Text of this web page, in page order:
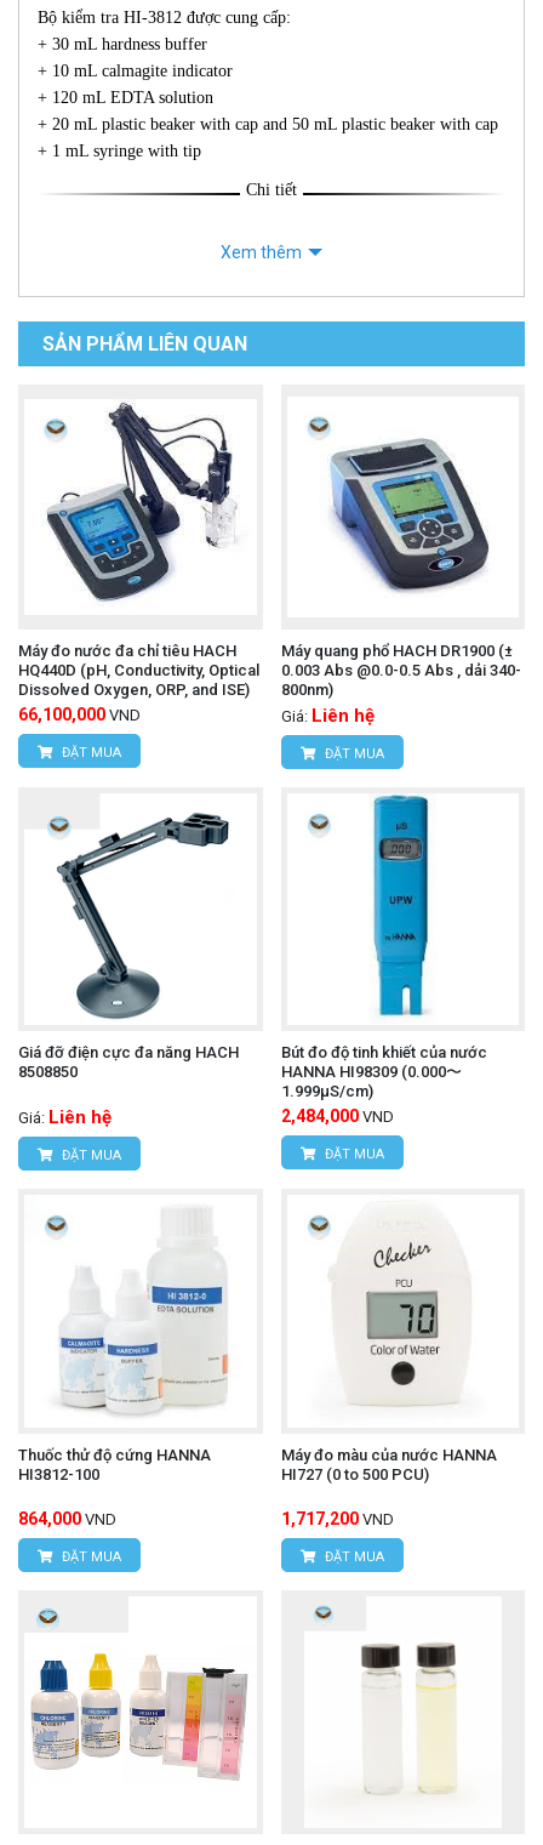
Bộ kiểm tra HI-3812 được cung cấp:
+ 30 mL hardness buffer
+ 10 mL calmagite indicator
+ 120 mL EDTA solution
+ 20 mL plastic beaker with cap and 50 mL plastic beaker with cap
+ 1 mL syringe with tip
Chi tiết
Xem thêm
SẢN PHẨM LIÊN QUAN
Máy đo nước đa chỉ tiêu HACH
HQ440D (pH, Conductivity, Optical
Dissolved Oxygen, ORP, and ISE)
66,100,000 VND
ĐẶT MUA
Máy quang phổ HACH DR1900 (±
0.003 Abs @0.0-0.5 Abs , dải 340-
800nm)
Giá: Liên hệ
ĐẶT MUA
Giá đỡ điện cực đa năng HACH
8508850
Giá: Liên hệ
ĐẶT MUA
Bút đo độ tinh khiết của nước
HANNA HI98309 (0.000〜
1.999μS/cm)
2,484,000 VND
ĐẶT MUA
Thuốc thử độ cứng HANNA
HI3812-100
864,000 VND
ĐẶT MUA
Máy đo màu của nước HANNA
HI727 (0 to 500 PCU)
1,717,200 VND
ĐẶT MUA